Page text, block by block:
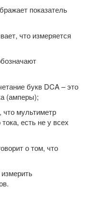
показатель
что измеряется
букв DCA – это
(амперы);
что мультиметр
есть не у всех
о том, что